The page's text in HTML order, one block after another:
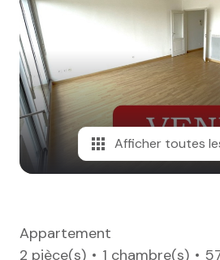
notre
agence
nos
honoraires
contact
Afficher toutes
Appartement
2 pièce(s)
1 chambre(s)